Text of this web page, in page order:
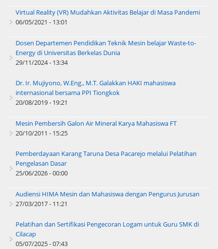
Virtual Reality (VR) Mudahkan Aktivitas Belajar di Masa Pandemi
06/05/2021 - 13:01
Dosen Departemen Pendidikan Teknik Mesin belajar Waste-to-
Energy di Universitas Berkelas Dunia
29/11/2024 - 13:34
Dr. Ir. Mujiyono, W.Eng., M.T. Galakkan HAKI mahasiswa
internasional bersama PPI Tiongkok
20/08/2019 - 19:21
Mesin Pembersih Galon Air Mineral Karya Mahasiswa FT
20/10/2011 - 15:25
Pemberdayaan Karang Taruna Desa Pacarejo melalui Pelatihan
Pengelasan Dasar
25/06/2026 - 00:00
Audiensi HIMA Mesin dan Mahasiswa dengan Pengurus Jurusan
27/03/2017 - 11:21
Pelatihan dan Sertifikasi Pengecoran Logam untuk Guru SMK di
Cilacap
05/07/2025 - 07:43